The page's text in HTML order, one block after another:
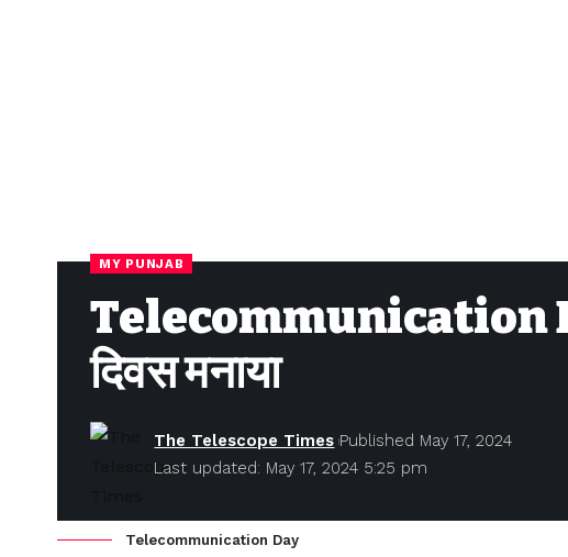
MY PUNJAB
Telecommunication
दिवस मनाया
Last updated: May 17, 2024 5:25 pm
The Telescope Times Published May 17, 2024
Telecommunication Day